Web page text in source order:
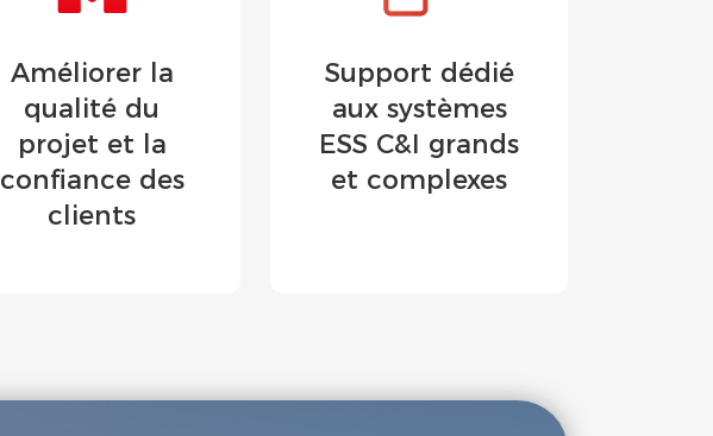
Améliorer la
qualité du
projet et la
confiance des
clients
Support dédié
aux systèmes
ESS C&I grands
et complexes